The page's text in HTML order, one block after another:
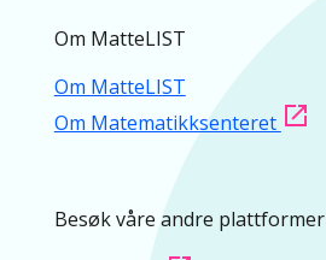
Om MatteLIST
Om MatteLIST
Om Matematikksenteret
Besøk våre andre plattformer